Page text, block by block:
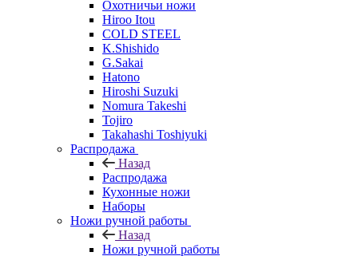
Охотничьи ножи
Hiroo Itou
COLD STEEL
K.Shishido
G.Sakai
Hatono
Hiroshi Suzuki
Nomura Takeshi
Tojiro
Takahashi Toshiyuki
Распродажа
Назад
Распродажа
Кухонные ножи
Наборы
Ножи ручной работы
Назад
Ножи ручной работы